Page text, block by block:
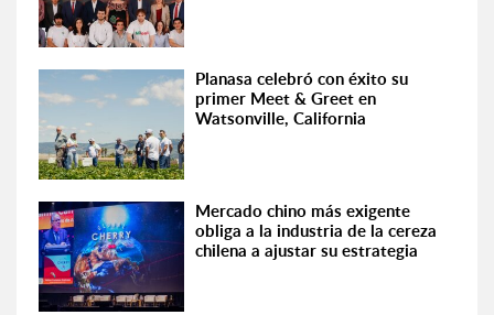
Planasa celebró con éxito su
primer Meet & Greet en
Watsonville, California
Mercado chino más exigente
obliga a la industria de la cereza
chilena a ajustar su estrategia